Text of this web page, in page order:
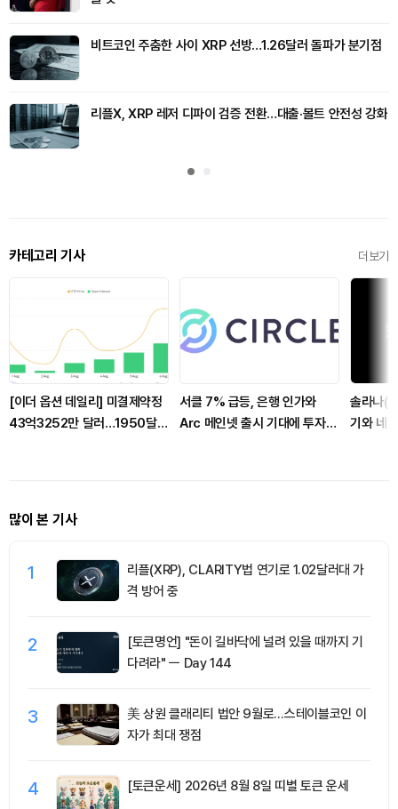
비트코인 주춤한 사이 XRP 선방…1.26달러 돌파가 분기점
리플X, XRP 레저 디파이 검증 전환…대출·볼트 안전성 강화
카테고리 기사 더보기
[이더 옵션 데일리] 미결제약정
43억3252만 달러…1950달
서클 7% 급등, 은행 인가와
Arc 메인넷 출시 기대에 투자자
솔라나
기와 네
많이 본 기사
1
리플(XRP), CLARITY법 연기로 1.02달러대 가
격 방어 중
2
[토큰명언] "돈이 길바닥에 널려 있을 때까지 기
다려라" ㅡ Day 144
3
美 상원 클래리티 법안 9월로…스테이블코인 이
자가 최대 쟁점
4 [토큰운세] 2026년 8월 8일 띠별 토큰 운세